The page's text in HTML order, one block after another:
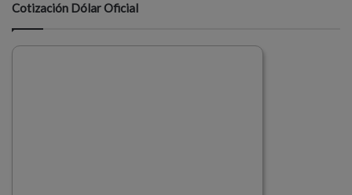
Cotización Dólar Oficial